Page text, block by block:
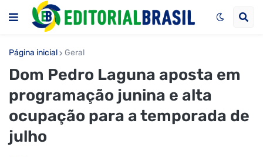
Página inicial Geral
Dom Pedro Laguna aposta em
programação junina e alta
ocupação para a temporada de
julho